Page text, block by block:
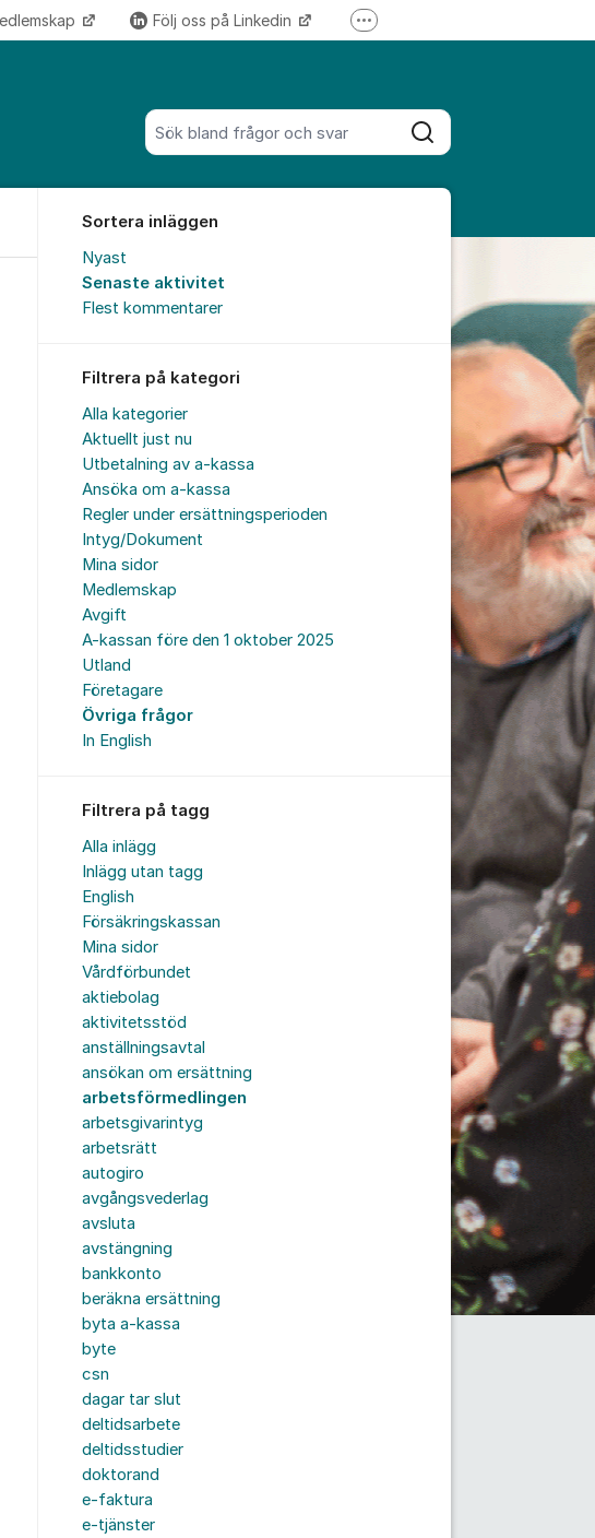
Sök bland alla inlägg
Sök
Följ oss på Linkedin Fler supportlänkar
Sortera inläggen
Nyast
Senaste aktivitet
Flest kommentarer
Filtrera på kategori
Alla kategorier
Aktuellt just nu
Utbetalning av a-kassa
Ansöka om a-kassa
Regler under ersättningsperioden
Intyg/Dokument
Mina sidor
Medlemskap
Avgift
A-kassan före den 1 oktober 2025
Utland
Företagare
Övriga frågor
In English
Filtrera på tagg
Alla inlägg
Inlägg utan tagg
English
Försäkringskassan
Mina sidor
Vårdförbundet
aktiebolag
aktivitetsstöd
anställningsavtal
ansökan om ersättning
arbetsförmedlingen
arbetsgivarintyg
arbetsrätt
autogiro
avgångsvederlag
avsluta
avstängning
bankkonto
beräkna ersättning
byta a-kassa
byte
csn
dagar tar slut
deltidsarbete
deltidsstudier
doktorand
e-faktura
e-tjänster